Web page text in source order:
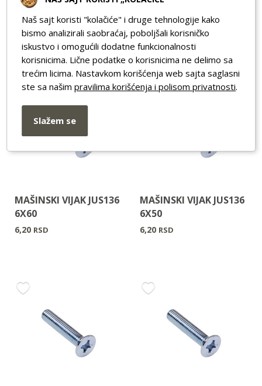
6X80
9,00RSD
6X70
7,13RSD
MAŠINSKI VIJAK JUS136
6X60
6,20 RSD
MAŠINSKI VIJAK JUS136
6X50
6,20 RSD
Naš sajt koristi "kolačiće" i druge tehnologije kako
bismo analizirali saobraćaj, poboljšali korisničko
iskustvo i omogućili dodatne funkcionalnosti
korisnicima. Lične podatke o korisnicima ne delimo sa
trećim licima. Nastavkom korišćenja web sajta saglasni
ste sa našimpravilima korišćenja i polisom privatnosti.
Slažem se